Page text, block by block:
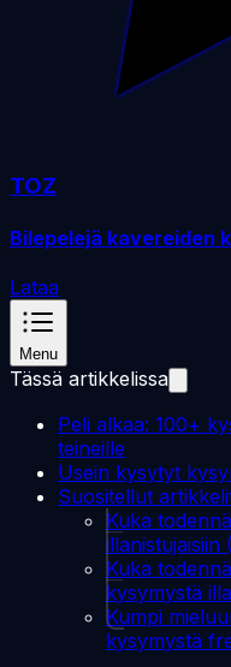
TOZ
Bilepelejä kavereiden
Lataa
Menu
Tässä artikkelissa
Peli alkaa: 100+
teineille
Usein kysytyt
Suositellut
Kuka
illanistujaisiin
Kuka
kysymystä
Kumpi
kysymystä